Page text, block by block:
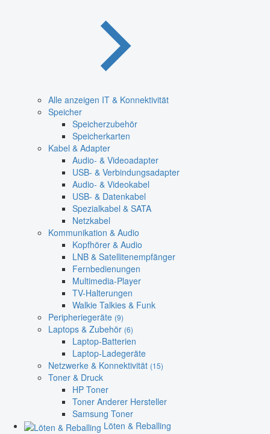
Alle anzeigen IT & Konnektivität
Speicher
Speicherzubehör
Speicherkarten
Kabel & Adapter
Audio- & Videoadapter
USB- & Verbindungsadapter
Audio- & Videokabel
USB- & Datenkabel
Spezialkabel & SATA
Netzkabel
Kommunikation & Audio
Kopfhörer & Audio
LNB & Satellitenempfänger
Fernbedienungen
Multimedia-Player
TV-Halterungen
Walkie Talkies & Funk
Peripheriegeräte (9)
Laptops & Zubehör (6)
Laptop-Batterien
Laptop-Ladegeräte
Netzwerke & Konnektivität (15)
Toner & Druck
HP Toner
Toner Anderer Hersteller
Samsung Toner
Löten & Reballing